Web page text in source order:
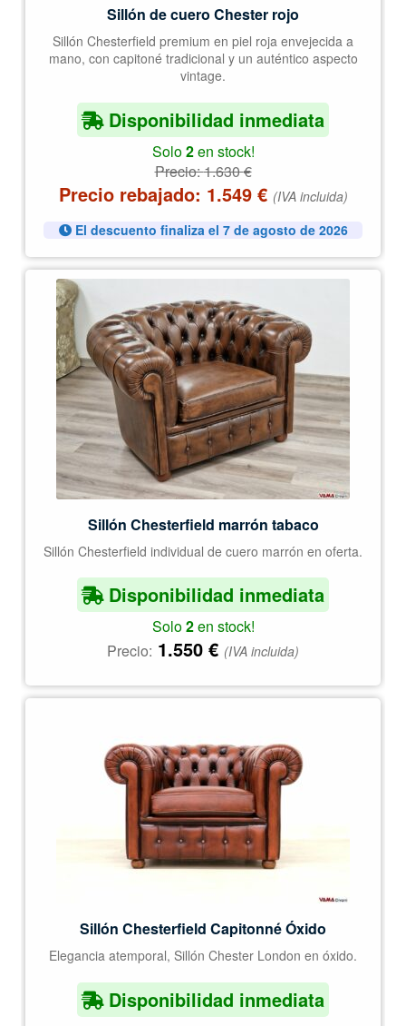
Sillón de cuero Chester rojo
Sillón Chesterfield premium en piel roja envejecida a
mano, con capitoné tradicional y un auténtico aspecto
vintage.
Disponibilidad inmediata
Solo2en stock!
Precio:1.630€
Precio rebajado: 1.549 € (IVA incluida)
El descuento finaliza el 7 de agosto de 2026
Sillón Chesterfield marrón tabaco
Sillón Chesterfield individual de cuero marrón en oferta.
Disponibilidad inmediata
Solo2en stock!
Precio: 1.550 € (IVA incluida)
Sillón Chesterfield Capitonné Óxido
Elegancia atemporal, Sillón Chester London en óxido.
Disponibilidad inmediata